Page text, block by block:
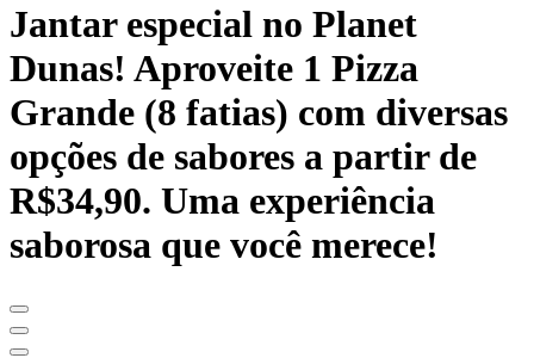
Jantar especial no Planet
Dunas! Aproveite 1 Pizza
Grande (8 fatias) com diversas
opções de sabores a partir de
R$34,90. Uma experiência
saborosa que você merece!